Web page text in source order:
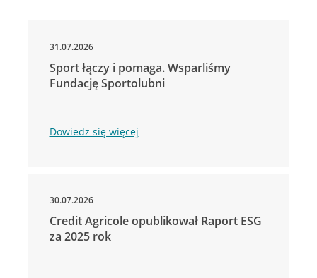
31.07.2026
Sport łączy i pomaga. Wsparliśmy
Fundację Sportolubni
Dowiedz się więcej
30.07.2026
Credit Agricole opublikował Raport ESG
za 2025 rok